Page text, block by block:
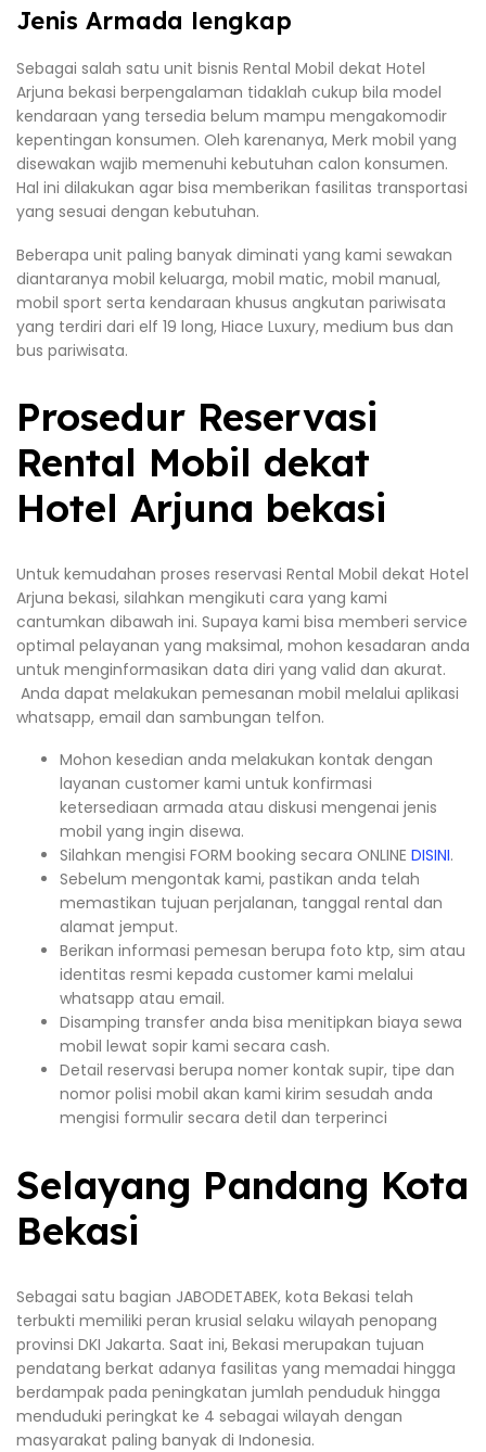
Jenis Armada lengkap
Sebagai salah satu unit bisnis Rental Mobil dekat Hotel
Arjuna bekasi berpengalaman tidaklah cukup bila model
kendaraan yang tersedia belum mampu mengakomodir
kepentingan konsumen. Oleh karenanya, Merk mobil yang
disewakan wajib memenuhi kebutuhan calon konsumen.
Hal ini dilakukan agar bisa memberikan fasilitas transportasi
yang sesuai dengan kebutuhan.
Beberapa unit paling banyak diminati yang kami sewakan
diantaranya mobil keluarga, mobil matic, mobil manual,
mobil sport serta kendaraan khusus angkutan pariwisata
yang terdiri dari elf 19 long, Hiace Luxury, medium bus dan
bus pariwisata.
Prosedur Reservasi
Rental Mobil dekat
Hotel Arjuna bekasi
Untuk kemudahan proses reservasi Rental Mobil dekat Hotel
Arjuna bekasi, silahkan mengikuti cara yang kami
cantumkan dibawah ini. Supaya kami bisa memberi service
optimal pelayanan yang maksimal, mohon kesadaran anda
untuk menginformasikan data diri yang valid dan akurat.
Anda dapat melakukan pemesanan mobil melalui aplikasi
whatsapp, email dan sambungan telfon.
Mohon kesedian anda melakukan kontak dengan
layanan customer kami untuk konfirmasi
ketersediaan armada atau diskusi mengenai jenis
mobil yang ingin disewa.
Silahkan mengisi FORM booking secara ONLINE DISINI.
Sebelum mengontak kami, pastikan anda telah
memastikan tujuan perjalanan, tanggal rental dan
alamat jemput.
Berikan informasi pemesan berupa foto ktp, sim atau
identitas resmi kepada customer kami melalui
whatsapp atau email.
Disamping transfer anda bisa menitipkan biaya sewa
mobil lewat sopir kami secara cash.
Detail reservasi berupa nomer kontak supir, tipe dan
nomor polisi mobil akan kami kirim sesudah anda
mengisi formulir secara detil dan terperinci
Selayang Pandang Kota
Bekasi
Sebagai satu bagian JABODETABEK, kota Bekasi telah
terbukti memiliki peran krusial selaku wilayah penopang
provinsi DKI Jakarta. Saat ini, Bekasi merupakan tujuan
pendatang berkat adanya fasilitas yang memadai hingga
berdampak pada peningkatan jumlah penduduk hingga
menduduki peringkat ke 4 sebagai wilayah dengan
masyarakat paling banyak di Indonesia.